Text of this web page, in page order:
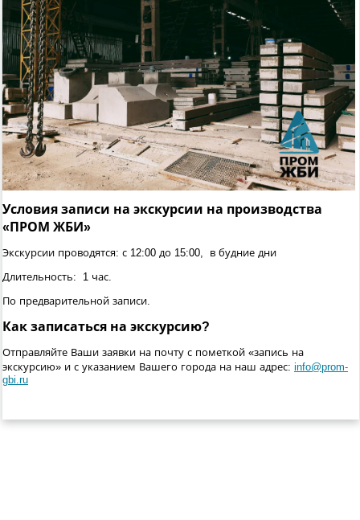
Условия записи на экскурсии на производства
«ПРОМ ЖБИ»
Экскурсии проводятся: с 12:00 до 15:00, в будние дни
Длительность: 1 час.
По предварительной записи.
Как записаться на экскурсию?
Отправляйте Ваши заявки на почту с пометкой «запись на
экскурсию» и с указанием Вашего города на наш адрес: info@prom-
gbi.ru